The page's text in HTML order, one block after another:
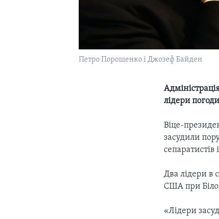
Петро Порошенко і Джозеф Байден
лідери
Віце-
засудили
Два лідери в
США при
«Лідери